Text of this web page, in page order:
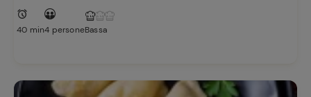
40 min4 personeBassa